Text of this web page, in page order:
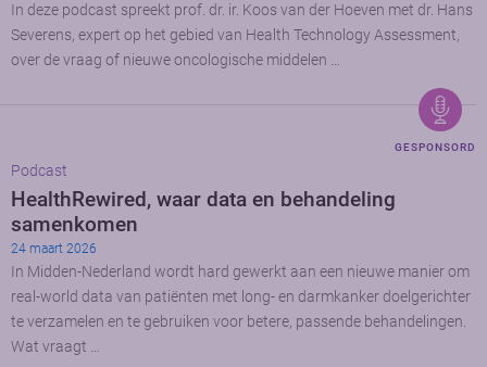
In deze podcast spreekt prof. dr. ir. Koos van der Hoeven met dr. Hans
Severens, expert op het gebied van Health Technology Assessment,
over de vraag of nieuwe oncologische middelen …
GESPONSORD
Podcast
HealthRewired, waar data en behandeling
samenkomen
24 maart 2026
In Midden-Nederland wordt hard gewerkt aan een nieuwe manier om
real-world data van patiënten met long- en darmkanker doelgerichter
te verzamelen en te gebruiken voor betere, passende behandelingen.
Wat vraagt …